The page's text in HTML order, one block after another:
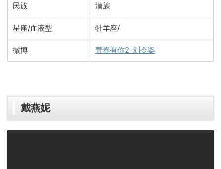
民族 漢族
星座/血液型 牡羊座/
微博 青春有你2-刘令姿
戴燕妮